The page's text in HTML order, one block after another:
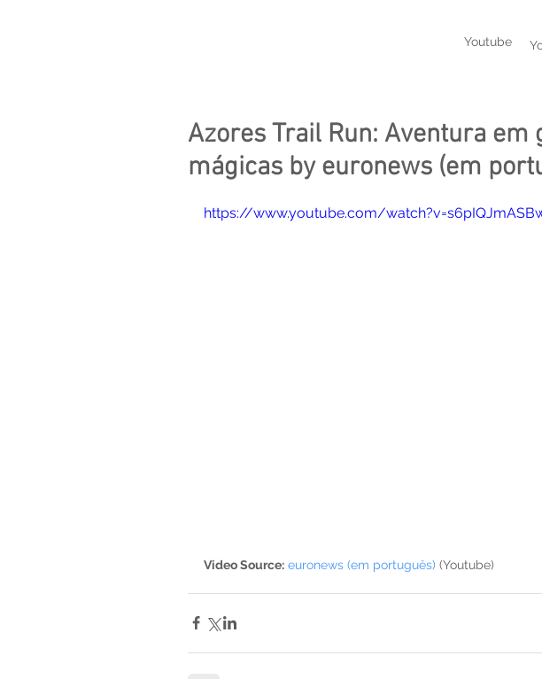
Youtube
Azores Trail Run: Aventura em
mágicas by euronews (em
https://www.youtube.com/
Video Source: euronews (em português) (Youtube)